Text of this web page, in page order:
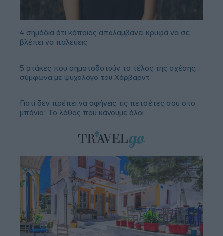
4 σημάδια ότι κάποιος απολαμβάνει κρυφά να σε
βλέπει να παλεύεις
5 ατάκες που σηματοδοτούν το τέλος της σχέσης,
σύμφωνα με ψυχολόγο του Χάρβαρντ
Γιατί δεν πρέπει να αφήνεις τις πετσέτες σου στο
μπάνιο; Το λάθος που κάνουμε όλοι